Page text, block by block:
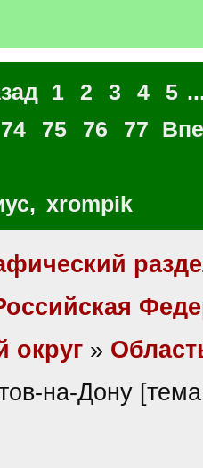
1 2 3 4 5
74 75 76 77
, xrompik
округ »
на-Дону